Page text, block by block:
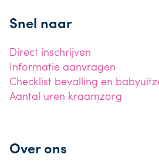
Snel naar
Direct inschrijven
Informatie aanvragen
Checklist bevalling en
Aantal uren kraamzorg
Over ons